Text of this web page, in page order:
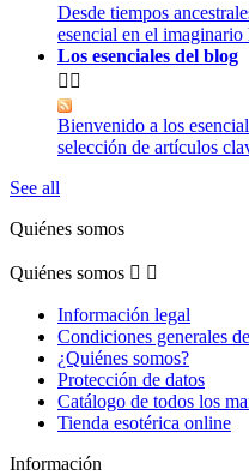
Desde tiempos
esencial en el
Los esenciales del blog
 
Bienvenido a los
selección de artículos
See all
Quiénes somos
Quiénes somos  
Información legal
Condiciones generales
¿Quiénes somos?
Protección de datos
Catálogo de todos los
Tienda esotérica online
Información